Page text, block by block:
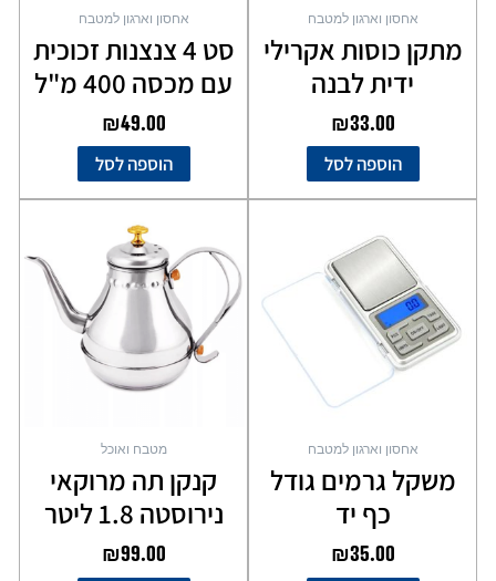
אחסון וארגון למטבח
מתקן כוסות אקרילי
ידית לבנה
₪33.00
הוספה לסל
אחסון וארגון למטבח
סט 4 צנצנות זכוכית
עם מכסה 400 מ"ל
₪49.00
הוספה לסל
אחסון וארגון למטבח
משקל גרמים גודל
כף יד
₪35.00
מטבח ואוכל
קנקן תה מרוקאי
נירוסטה 1.8 ליטר
₪99.00